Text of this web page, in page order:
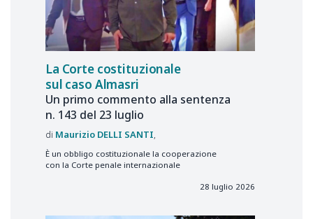
La Corte costituzionale
sul caso Almasri
Un primo commento alla sentenza
n. 143 del 23 luglio
Maurizio DELLI SANTI
È un obbligo costituzionale la cooperazione
con la Corte penale internazionale
28 luglio 2026